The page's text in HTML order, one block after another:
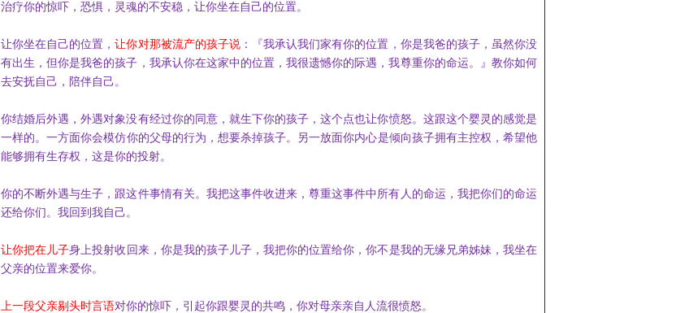
治疗你的惊吓，恐惧，灵魂的不安稳，让你坐在自己的位置。
让你坐在自己的位置，让你对那被流产的孩子说： 『我承认我们家有你的位置，你是我爸的孩子，虽然你没
有出生，但你是我爸的孩子，我承认你在这家中的位置 ，我很遗憾你的际遇，我尊重你的命运。 』教你如何
去安抚自己，陪伴自己。
你结婚后外遇，外遇对象没有经过你的同意，就生下你的孩子 ，这个点也让你愤怒。这跟这个婴灵 的感觉是
一样的。一方面你会模仿你的父母的行为， 想要杀掉孩子。 另一放面你内心是倾向孩子拥有主控权，希望他
能够拥有生存权，这是你的投射。
你的不断外遇与生子，跟这件事情有关。 我把这事件收进来，尊重这事件中所有人的命运，我把你们的命运
还给你们。 我回到我自己。
让你把在儿子身上投射收回来，你是我的孩子儿子，我把你的位置给你，你不是我的无缘兄弟姊妹，我坐在
父亲的位置来爱你。
上一段父亲剔头时言语对你的惊吓，引起你跟婴灵的共鸣，你对母亲亲自人流很愤怒。